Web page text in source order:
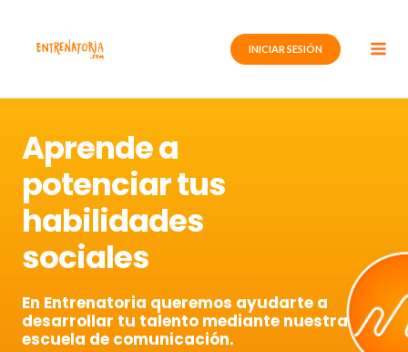
contenido
INICIAR SESIÓN
Aprende a
potenciar tus
habilidades
sociales
En Entrenatoria queremos ayudarte a
desarrollar tu talento mediante nuestra
escuela de comunicación.